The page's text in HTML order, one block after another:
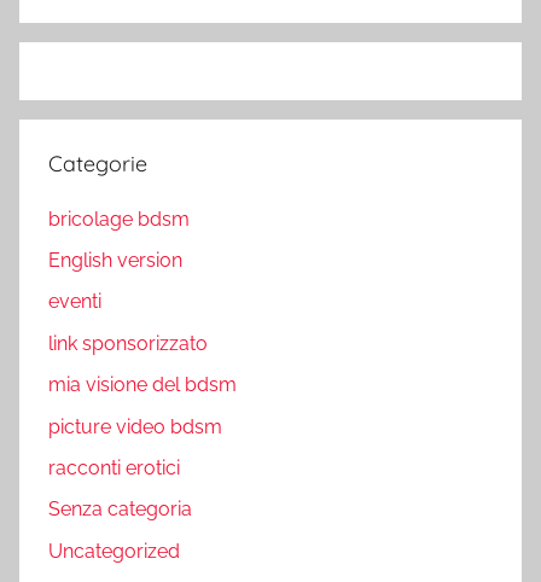
Categorie
bricolage bdsm
English version
eventi
link sponsorizzato
mia visione del bdsm
picture video bdsm
racconti erotici
Senza categoria
Uncategorized